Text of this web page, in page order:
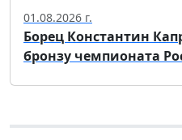
01.08.2026 г.
Борец Константин
бронзу чемпионата